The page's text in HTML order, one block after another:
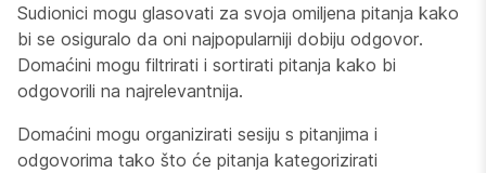
Sudionici mogu glasovati za svoja omiljena pitanja kako
bi se osiguralo da oni najpopularniji dobiju odgovor.
Domaćini mogu filtrirati i sortirati pitanja kako bi
odgovorili na najrelevantnija.
Domaćini mogu organizirati sesiju s pitanjima i
odgovorima tako što će pitanja kategorizirati